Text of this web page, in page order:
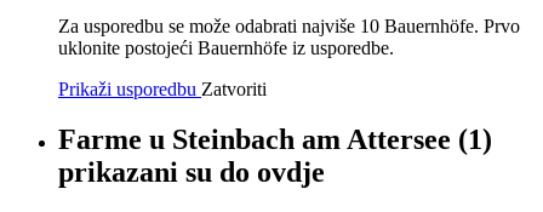
Za usporedbu se može odabrati najviše 10 Bauernhöfe. Prvo
uklonite postojeći Bauernhöfe iz usporedbe.
Prikaži usporedbu Zatvoriti
Farme u Steinbach am Attersee (1)
prikazani su do ovdje